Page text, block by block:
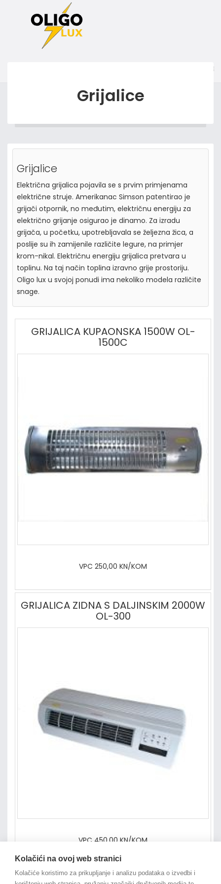
Grijalice
Grijalice
Električna grijalica pojavila se s prvim primjenama
električne struje. Amerikanac Simson patentirao je
grijači otpornik, no međutim, električnu energiju za
električno grijanje osigurao je dinamo. Za izradu
grijača, u početku, upotrebljavala se željezna žica, a
poslije su ih zamijenile različite legure, na primjer
krom-nikal. Električnu energiju grijalica pretvara u
toplinu. Na taj način toplina izravno grije prostoriju.
Oligo lux u svojoj ponudi ima nekoliko modela različite
snage.
GRIJALICA KUPAONSKA 1500W OL-
1500C
VPC 250,00 KN/KOM
GRIJALICA ZIDNA S DALJINSKIM 2000W
OL-300
VPC 450,00 KN/KOM
Kolačići na ovoj web stranici
Kolačiće koristimo za prikupljanje i analizu podataka o izvedbi i